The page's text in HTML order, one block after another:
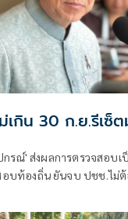
เกิน 30 ก.ย.รีเซ็
รณ์' ส่งผลการตรวจสอบ
บท้องถิ่น ยันจบ ปชช.ไม่ต้
.จบใน ก.ย.นี้